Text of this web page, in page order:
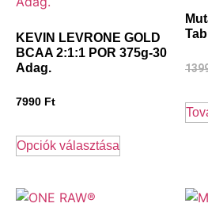
KEVIN LEVRONE GOLD
BCAA 2:1:1 POR 375g-30
Adag.
7990 Ft
Opciók választása